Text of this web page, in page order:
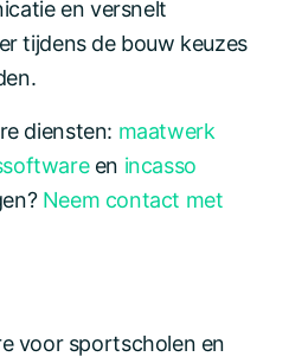
en versnelt
tijdens de bouw keuzes
diensten: maatwerk
en incasso
Neem contact met
voor sportscholen en